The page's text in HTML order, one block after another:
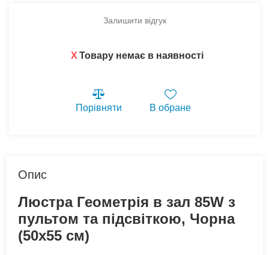
Залишити відгук
X Товару немає в наявності
Порівняти В обране
Опис
Люстра Геометрія в зал 85W з
пультом та підсвіткою, Чорна
(50х55 см)